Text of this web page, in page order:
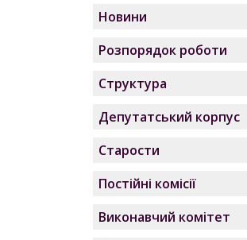
Новини
Розпорядок роботи
Структура
Депутатський корпус
Старости
Постійні комісії
Виконавчий комітет